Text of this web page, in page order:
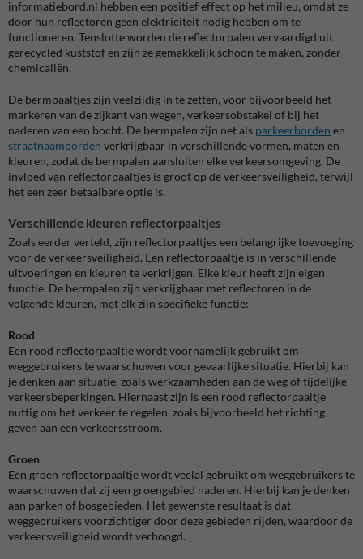
informatiebord.nl hebben een positief effect op het milieu, omdat ze
door hun reflectoren geen elektriciteit nodig hebben om te
functioneren. Tenslotte worden de reflectorpalen vervaardigd uit
gerecycled kuststof en zijn ze gemakkelijk schoon te maken, zonder
chemicaliën.
De bermpaaltjes zijn veelzijdig in te zetten, voor bijvoorbeeld het
markeren van de zijkant van wegen, verkeersobstakel of bij het
naderen van een bocht. De bermpalen zijn net als parkeerborden en
straatnaamborden verkrijgbaar in verschillende vormen, maten en
kleuren, zodat de bermpalen aansluiten elke verkeersomgeving. De
invloed van reflectorpaaltjes is groot op de verkeersveiligheid, terwijl
het een zeer betaalbare optie is.
Verschillende kleuren reflectorpaaltjes
Zoals eerder verteld, zijn reflectorpaaltjes een belangrijke toevoeging
voor de verkeersveiligheid. Een reflectorpaaltje is in verschillende
uitvoeringen en kleuren te verkrijgen. Elke kleur heeft zijn eigen
functie. De bermpalen zijn verkrijgbaar met reflectoren in de
volgende kleuren, met elk zijn specifieke functie:
Rood
Een rood reflectorpaaltje wordt voornamelijk gebruikt om
weggebruikers te waarschuwen voor gevaarlijke situatie. Hierbij kan
je denken aan situatie, zoals werkzaamheden aan de weg of tijdelijke
verkeersbeperkingen. Hiernaast zijn is een rood reflectorpaaltje
nuttig om het verkeer te regelen, zoals bijvoorbeeld het richting
geven aan een verkeersstroom.
Groen
Een groen reflectorpaaltje wordt veelal gebruikt om weggebruikers te
waarschuwen dat zij een groengebied naderen. Hierbij kan je denken
aan parken of bosgebieden. Het gewenste resultaat is dat
weggebruikers voorzichtiger door deze gebieden rijden, waardoor de
verkeersveiligheid wordt verhoogd.